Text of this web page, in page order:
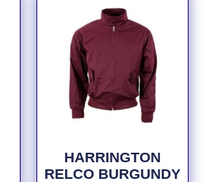
HARRINGTON
RELCO BURGUNDY